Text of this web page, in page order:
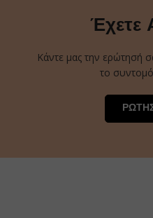
Έχετε
Κάντε μας την ερώτησή
το